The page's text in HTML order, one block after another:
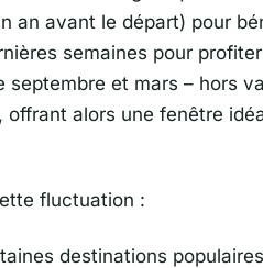
an avant le départ) pour
semaines pour
septembre et mars – hors
alors une fenêtre
fluctuation :
destinations populaires